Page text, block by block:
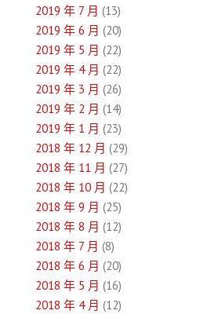
2019 年 7 月 (13)
2019 年 6 月 (20)
2019 年 5 月 (22)
2019 年 4 月 (22)
2019 年 3 月 (26)
2019 年 2 月 (14)
2019 年 1 月 (23)
2018 年 12 月 (29)
2018 年 11 月 (27)
2018 年 10 月 (22)
2018 年 9 月 (25)
2018 年 8 月 (12)
2018 年 7 月 (8)
2018 年 6 月 (20)
2018 年 5 月 (16)
2018 年 4 月 (12)